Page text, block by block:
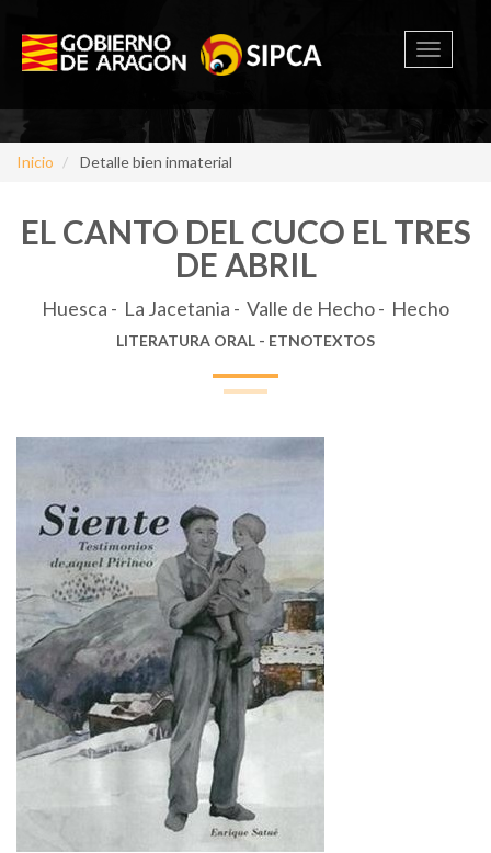
Toggle
Inicio Detalle bien inmaterial
EL CANTO DEL CUCO EL TRES
DE ABRIL
Huesca - La Jacetania - Valle de Hecho - Hecho
LITERATURA ORAL - ETNOTEXTOS